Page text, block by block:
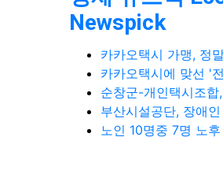
Newspick
노인 10명중 7명 노